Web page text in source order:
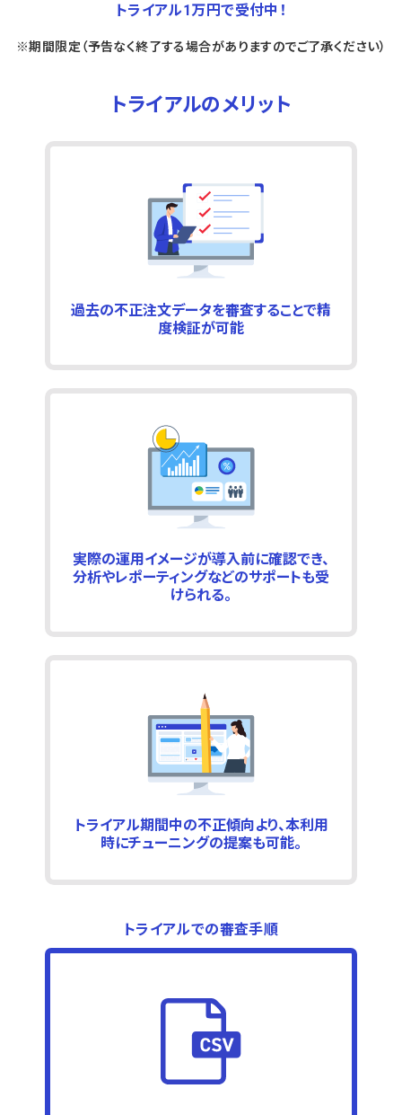
トライアル1万円で受付中！
※期間限定（予告なく終了する場合がありますのでご了承ください）
トライアルのメリット
過去の不正注文データを審査することで精
度検証が可能
実際の運用イメージが導入前に確認でき、
分析やレポーティングなどのサポートも受
けられる。
トライアル期間中の不正傾向より、本利用
時にチューニングの提案も可能。
トライアルでの審査手順